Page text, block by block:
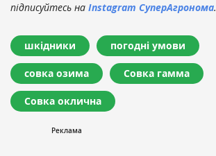
підписуйтесь на Instagram СуперАгронома.
шкідники погодні умови
совка озима Совка гамма
Совка оклична